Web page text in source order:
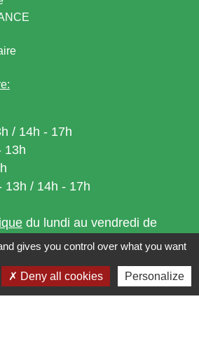
/ 14h - 17h
13h
13h / 14h - 17h
du lundi au vendredi de
à 17h
gives you control over what you want
Deny all cookies Personalize